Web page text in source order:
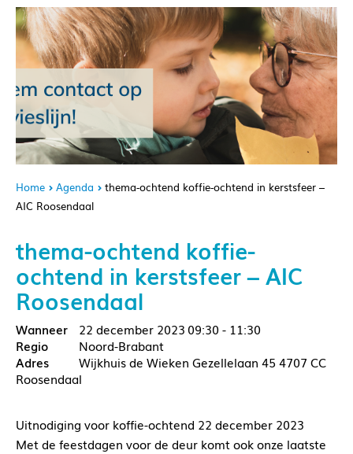
Home Agenda
thema-ochtend koffie-ochtend in kerstsfeer –
AIC Roosendaal
thema-ochtend koffie-
ochtend in kerstsfeer – AIC
Roosendaal
22 december 2023 09:30 - 11:30
Noord-Brabant
Wijkhuis de Wieken Gezellelaan 45 4707 CC
Roosendaal
Uitnodiging voor koffie-ochtend 22 december 2023
Met de feestdagen voor de deur komt ook onze laatste